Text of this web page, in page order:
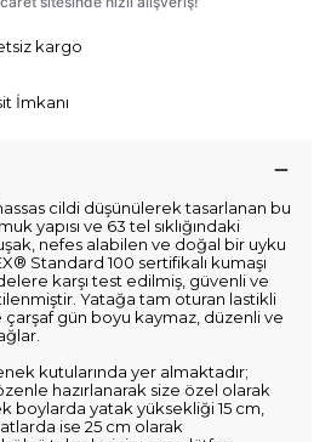
kargo
İmkanı
cildi düşünülerek tasarlanan bu
yapısı ve 63 tel sıklığındaki
nefes alabilen ve doğal bir uyku
Standard 100 sertifikalı kumaşı
karşı test edilmiş, güvenli ve
Yatağa tam oturan lastikli
çarşaf gün boyu kaymaz, düzenli ve
kutularında yer almaktadır;
hazırlanarak size özel olarak
yatak yüksekliği 15 cm,
ise 25 cm olarak